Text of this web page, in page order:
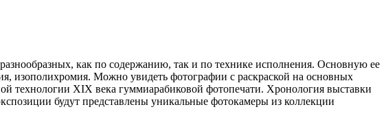
как по содержанию, так и по технике исполнения. Основную ее
изополихромия. Можно увидеть фотографии с раскраской на основных
технологии XIX века гуммиарабиковой фотопечати. Хронология выставки
будут представлены уникальные фотокамеры из коллекции